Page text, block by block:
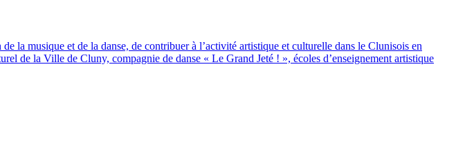
la musique et de la danse, de contribuer à l’activité artistique et culturelle dans le Clunisois en
de la Ville de Cluny, compagnie de danse « Le Grand Jeté ! », écoles d’enseignement artistique